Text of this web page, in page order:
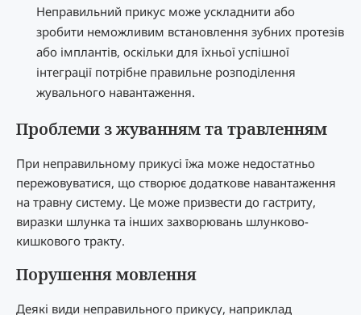
Неправильний прикус може ускладнити або
зробити неможливим встановлення зубних протезів
або імплантів, оскільки для їхньої успішної
інтеграції потрібне правильне розподілення
жувального навантаження.
Проблеми з жуванням та травленням
При неправильному прикусі їжа може недостатньо
пережовуватися, що створює додаткове навантаження
на травну систему. Це може призвести до гастриту,
виразки шлунка та інших захворювань шлунково-
кишкового тракту.
Порушення мовлення
Деякі види неправильного прикусу, наприклад